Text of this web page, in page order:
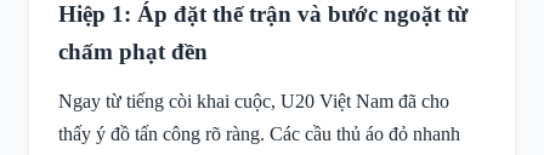
Hiệp 1: Áp đặt thế trận và bước ngoặt từ
chấm phạt đền
Ngay từ tiếng còi khai cuộc, U20 Việt Nam đã cho
thấy ý đồ tấn công rõ ràng. Các cầu thủ áo đỏ nhanh